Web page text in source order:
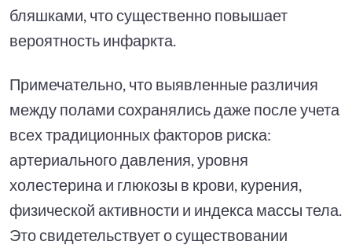
бляшками, что существенно повышает
вероятность инфаркта.
Примечательно, что выявленные различия
между полами сохранялись даже после учета
всех традиционных факторов риска:
артериального давления, уровня
холестерина и глюкозы в крови, курения,
физической активности и индекса массы тела.
Это свидетельствует о существовании